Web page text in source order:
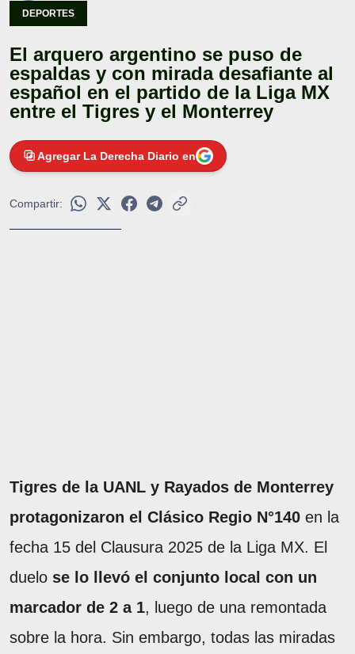
DEPORTES
El arquero argentino se puso de
espaldas y con mirada desafiante al
español en el partido de la Liga MX
entre el Tigres y el Monterrey
Agregar La Derecha Diario en
Compartir:
Tigres de la UANL y Rayados de Monterrey
protagonizaron el Clásico Regio N°140 en la
fecha 15 del Clausura 2025 de la Liga MX. El
duelo se lo llevó el conjunto local con un
marcador de 2 a 1, luego de una remontada
sobre la hora. Sin embargo, todas las miradas